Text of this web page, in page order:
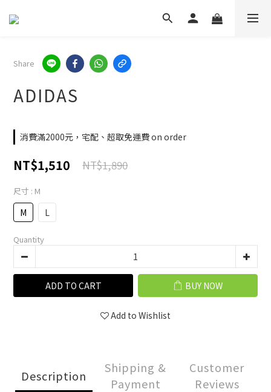
Share
ADIDAS
消費滿2000元，宅配、超取免運費 on order
NT$1,510 NT$1,890
尺寸 : M
M L
Quantity
ADD TO CART BUY NOW
Add to Wishlist
Description
Shipping &
Payment
Customer
Reviews